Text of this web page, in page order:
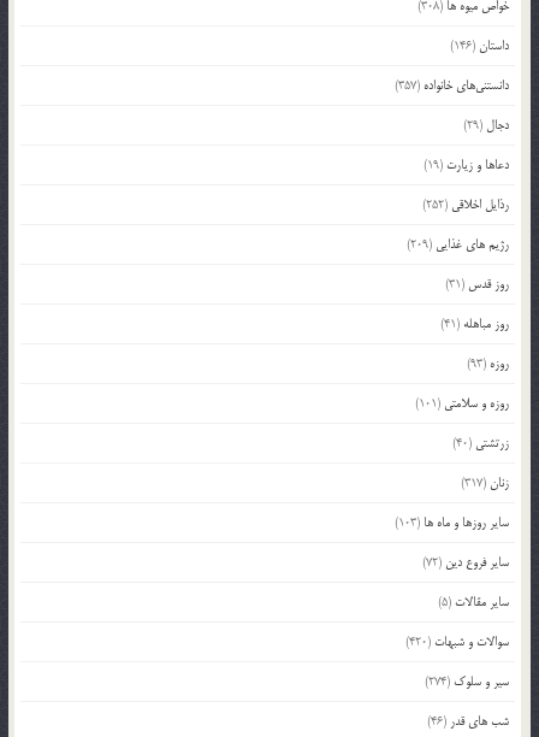
خواص میوه ها (308)
داستان(146)
دانستنی‌های خانواده (357)
دجال (29)
دعاها و زیارت (19)
رذایل اخلاقی (252)
رژیم های غذایی (209)
روز قدس (31)
روز مباهله (41)
روزه (93)
روزه و سلامتی (101)
زرتشتی (40)
زنان(317)
سایر روزها و ماه ها (103)
سایر فروع دین (72)
سایر مقالات (5)
سوالات و شبهات (420)
سیر و سلوک (274)
شب های قدر (46)